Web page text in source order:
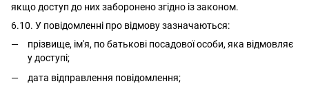
якщо доступ до них заборонено згідно із законом.
6.10. У повідомленні про відмову зазначаються:
прізвище, ім'я, по батькові посадової особи, яка відмовляє
у доступі;
дата відправлення повідомлення;